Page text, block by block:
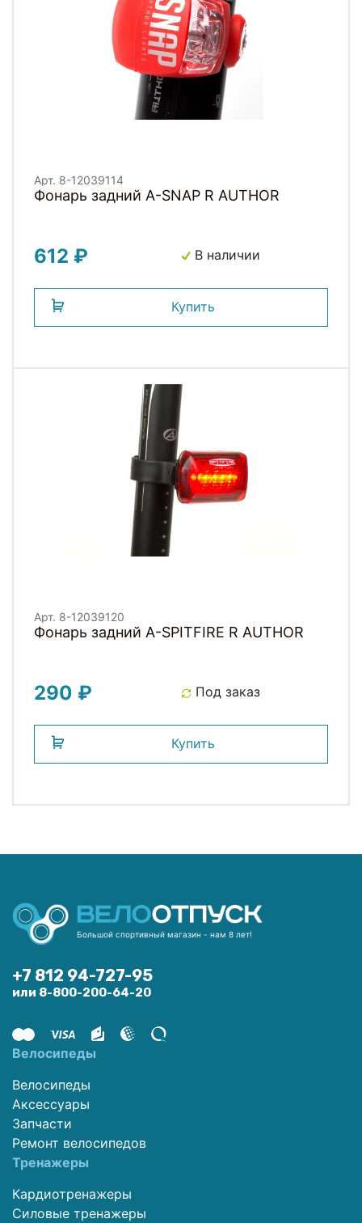
Арт. 8-12039114
Фонарь задний A-SNAP R AUTHOR
612 ₽ В наличии
Купить
Арт. 8-12039120
Фонарь задний A-SPITFIRE R AUTHOR
290 ₽ Под заказ
Купить
Большой спортивный магазин - нам 8 лет!
+7 812 94-727-95
или 8-800-200-64-20
Велосипеды
Велосипеды
Аксессуары
Запчасти
Ремонт велосипедов
Тренажеры
Кардиотренажеры
Силовые тренажеры